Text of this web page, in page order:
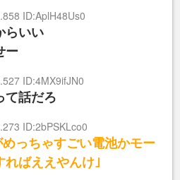
ID:AplH48Us0
らいい
ー
ID:4MX9ifJN0
て話だろ
ID:2bPSKLco0
っちゃすごい電池かモー
ればええやんけ｣